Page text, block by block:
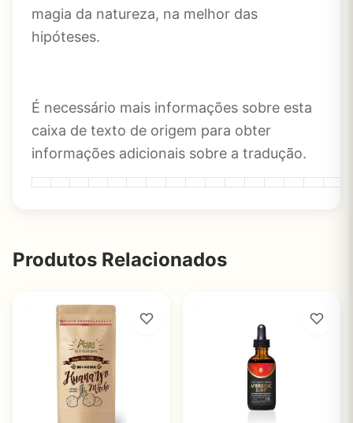
magia da natureza, na melhor das
hipóteses.
É necessário mais informações sobre esta
caixa de texto de origem para obter
informações adicionais sobre a tradução.
Produtos Relacionados